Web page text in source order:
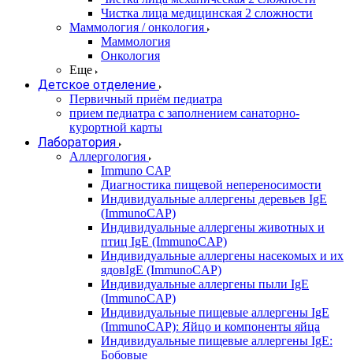
Чистка лица медицинская 2 сложности
Маммология / онкология
Маммология
Онкология
Еще
Детское отделение
Первичный приём педиатра
прием педиатра с заполнением санаторно-
курортной карты
Лаборатория
Аллергология
Immuno CAP
Диагностика пищевой непереносимости
Индивидуальные аллергены деревьев IgE
(ImmunoCAP)
Индивидуальные аллергены животных и
птиц IgE (ImmunoCAP)
Индивидуальные аллергены насекомых и их
ядовIgE (ImmunoCAP)
Индивидуальные аллергены пыли IgE
(ImmunoCAP)
Индивидуальные пищевые аллергены IgE
(ImmunoCAP): Яйцо и компоненты яйца
Индивидуальные пищевые аллергены IgE:
Бобовые